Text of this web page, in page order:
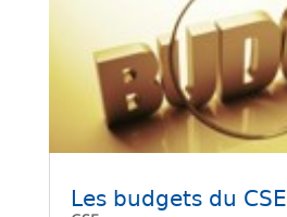
Les budgets du CSE